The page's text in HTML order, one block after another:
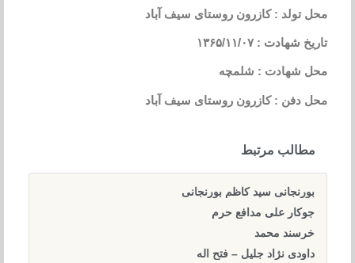
محل تولد : کازرون روستای سیف آباد
تاریخ شهادت : ۱۳۶۵/۱۱/۰۷
محل شهادت : شلمچه
محل دفن : کازرون روستای سیف آباد
مطالب مرتبط
بورنجانی سید کاظم بورنجانی
جوکار علی مدافع حرم
خرسند محمد
داودی نژاد جلیل – فتح اله